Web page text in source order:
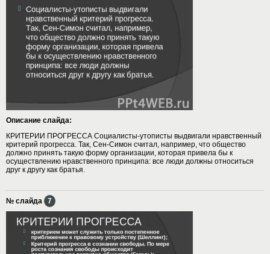
Описание слайда:
КРИТЕРИИ ПРОГРЕССА Социалисты-утописты выдвигали нравственный
критерий прогресса. Так, Сен-Симон считал, например, что общество
должно принять такую форму организации, которая привела бы к
осуществлению нравственного принципа: все люди должны относиться
друг к другу как братья.
№ слайда 7